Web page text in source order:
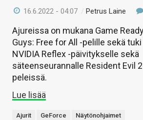
16.6.2022 - 04:07 /Petrus Laine
Ajureissa on mukana Game Ready
Guys: Free for All -pelille sekä tuki
NVIDIA Reflex -päivitykselle sekä
säteenseurannalle Resident Evil
peleissä.
Lue lisää
Ajurit GeForce Näytönohjaimet